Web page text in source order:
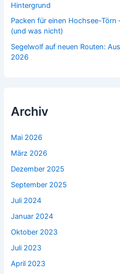
Hintergrund
Packen für einen Hochsee-
(und was nicht)
Segelwolf auf neuen Routen:
2026
Archiv
Mai 2026
März 2026
Dezember 2025
September 2025
Juli 2024
Januar 2024
Oktober 2023
Juli 2023
April 2023